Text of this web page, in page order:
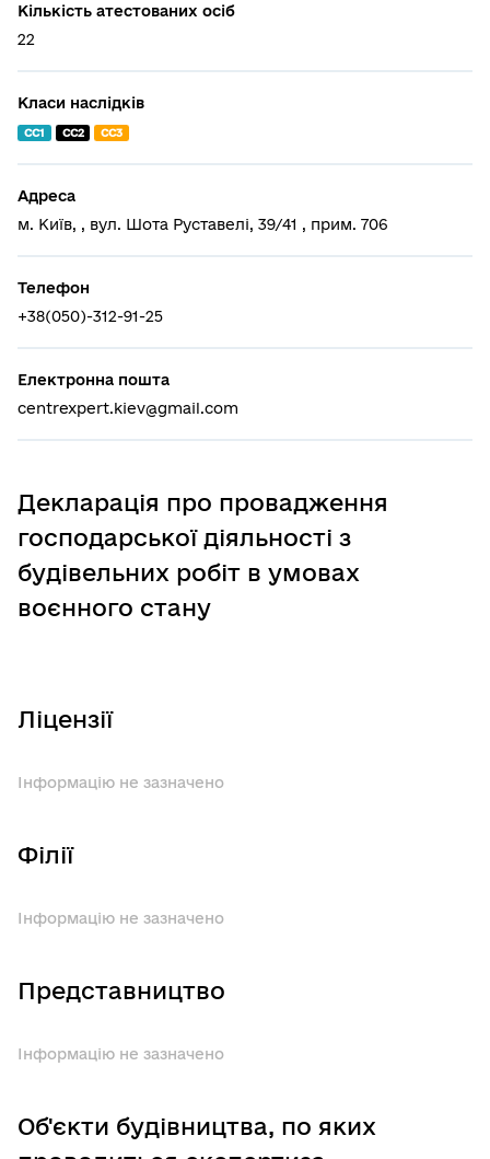
Кількість атестованих осіб
22
Класи наслідків
СС1 СС2 СС3
Адреса
м. Київ, , вул. Шота Руставелі, 39/41 , прим. 706
Телефон
+38(050)-312-91-25
Електронна пошта
centrexpert.kiev@gmail.com
Декларація про провадження
господарської діяльності з
будівельних робіт в умовах
воєнного стану
Ліцензії
Інформацію не зазначено
Філії
Інформацію не зазначено
Представництво
Інформацію не зазначено
Об'єкти будівництва, по яких